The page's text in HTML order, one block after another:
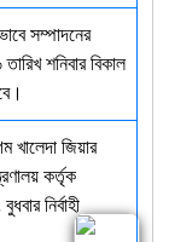
সম্পাদনের
শনিবার বিকাল
খালেদা জিয়ার
কর্তৃক
নির্বাহী